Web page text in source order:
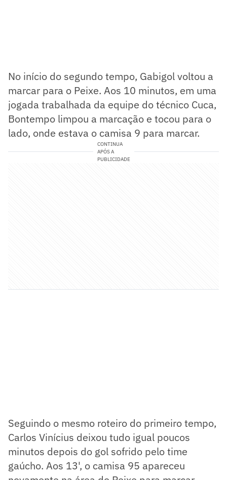
No início do segundo tempo, Gabigol voltou a
marcar para o Peixe. Aos 10 minutos, em uma
jogada trabalhada da equipe do técnico Cuca,
Bontempo limpou a marcação e tocou para o
lado, onde estava o camisa 9 para marcar.
CONTINUA
APÓS A
PUBLICIDADE
Seguindo o mesmo roteiro do primeiro tempo,
Carlos Vinícius deixou tudo igual poucos
minutos depois do gol sofrido pelo time
gaúcho. Aos 13', o camisa 95 apareceu